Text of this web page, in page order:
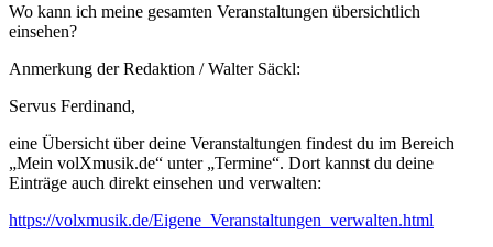
Wo kann ich meine gesamten Veranstaltungen übersichtlich
einsehen?
Anmerkung der Redaktion /Walter Säckl:
Servus Ferdinand,
eine Übersicht über deine Veranstaltungen findest du im Bereich
„Mein volXmusik.de“ unter „Termine“. Dort kannst du deine
Einträge auch direkt einsehen und verwalten:
https://volxmusik.de/Eigene_Veranstaltungen_verwalten.html